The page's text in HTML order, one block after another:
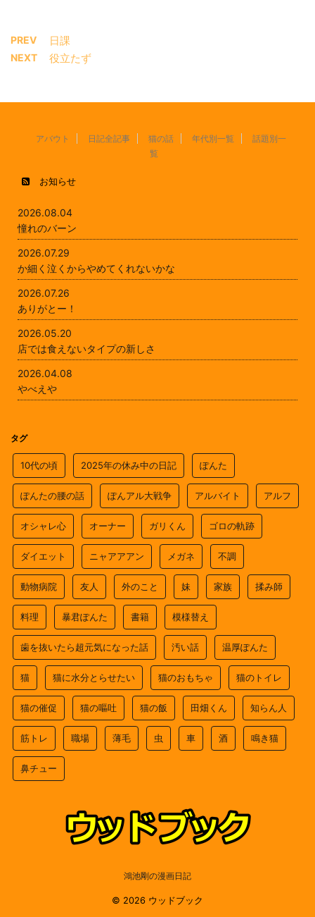
PREV 日課
NEXT 役立たず
アバウト 日記全記事 猫の話 年代別一覧
話題別一
覧
お知らせ
2026.08.04
憧れのバーン
2026.07.29
か細く泣くからやめてくれないかな
2026.07.26
ありがとー！
2026.05.20
店では食えないタイプの新しさ
2026.04.08
やべえや
タグ
10代の頃 2025年の休み中の日記 ぽんた
ぽんたの腰の話 ぽんアル大戦争 アルバイト アルフ
オシャレ心 オーナー ガリくん ゴロの軌跡
ダイエット ニャアアアン メガネ 不調
動物病院 友人 外のこと 妹 家族 揉み師
料理 暴君ぽんた 書籍 模様替え
歯を抜いたら超元気になった話 汚い話 温厚ぽんた
猫 猫に水分とらせたい 猫のおもちゃ 猫のトイレ
猫の催促 猫の嘔吐 猫の飯 田畑くん 知らん人
筋トレ 職場 薄毛 虫 車 酒 鳴き猫
鼻チュー
鴻池剛の漫画日記
© 2026 ウッドブック